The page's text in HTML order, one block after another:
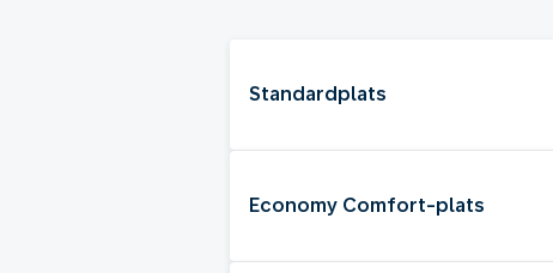
Standardplats
Economy Comfort-plats